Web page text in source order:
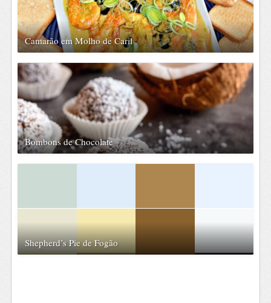
Camarão em Molho de Caril
Bombons de Chocolate
Shepherd’s Pie de Fogão